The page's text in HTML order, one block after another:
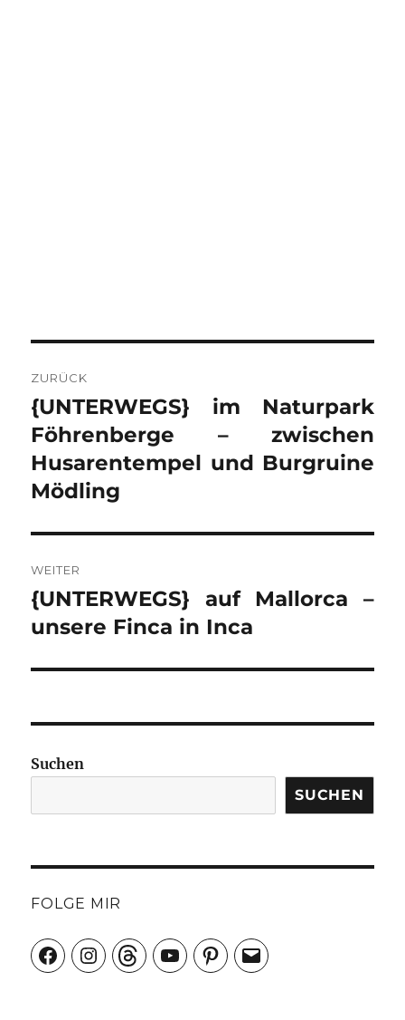
ZURÜCK
Vorheriger
Beitrag:
{UNTERWEGS} im Naturpark
Föhrenberge – zwischen
Husarentempel und Burgruine
Mödling
WEITER
Nächster
Beitrag:
{UNTERWEGS} auf Mallorca –
unsere Finca in Inca
Suchen
SUCHEN
FOLGE MIR
FacebookInstagramThreadsYouTubePinterest
E-
Mail